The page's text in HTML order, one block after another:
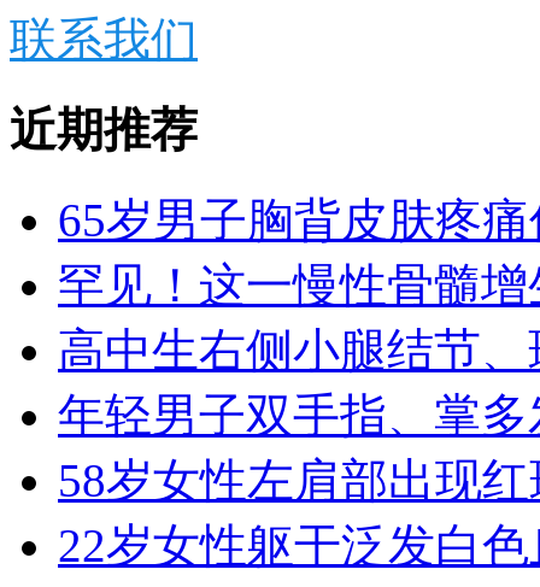
联系我们
近期推荐
65岁男子胸背皮肤疼
罕见！这一慢性骨髓
高中生右侧小腿结节
年轻男子双手指、掌
58岁女性左肩部出现
22岁女性躯干泛发白